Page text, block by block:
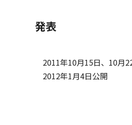
発表
2011年10月15日、10月
2012年1月4日公開